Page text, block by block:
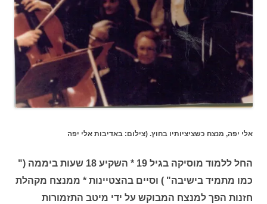
אלי יפה, מנצח כשציציותיו בחוץ. (צילום: באדיבות אלי יפה
החל ללמוד מוסיקה בגיל 19 * השקיע 18 שעות ביממה ("
כמו מתמיד בישיבה" ) וסיים בהצטיינות * ממנצח מקהלת
חזנות הפך למנצח המבוקש על ידי מיטב התזמורות